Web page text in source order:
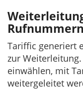
Tariffic generiert
zur
einwählen, mit
weitergeleitet